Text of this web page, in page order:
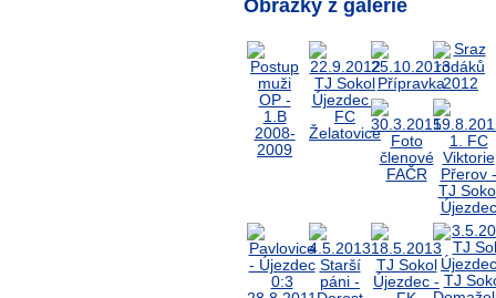
Obrázky z galerie